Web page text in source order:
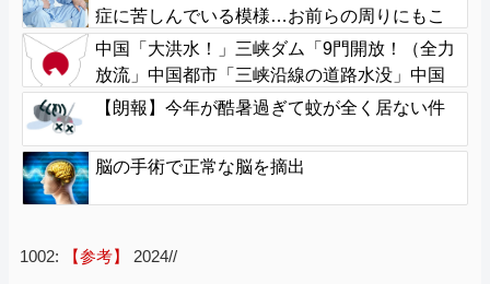
症に苦しんでいる模様…お前らの周りにもこ
んな奴いる？
中国「大洪水！」三峡ダム「9門開放！（全力
放流」中国都市「三峡沿線の道路水没」中国
政府「高速道路封鎖！」中国ダム「緊急放流
【朗報】今年が酷暑過ぎて蚊が全く居ない件
脳の手術で正常な脳を摘出
1002: 【参考】 2024//